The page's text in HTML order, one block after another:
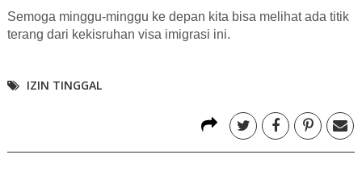
Semoga minggu-minggu ke depan kita bisa melihat ada titik
terang dari kekisruhan visa imigrasi ini.
IZIN TINGGAL